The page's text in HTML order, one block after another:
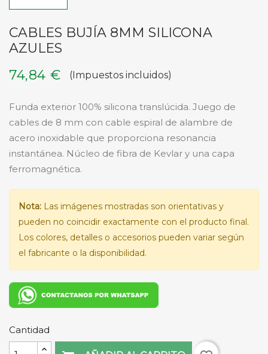
CABLES BUJÍA 8MM SILICONA
AZULES
74,84 €
(Impuestos incluidos)
Funda exterior 100% silicona translúcida. Juego de
cables de 8 mm con cable espiral de alambre de
acero inoxidable que proporciona resonancia
instantánea. Núcleo de fibra de Kevlar y una capa
ferromagnética.
Nota: Las imágenes mostradas son orientativas y
pueden no coincidir exactamente con el producto final.
Los colores, detalles o accesorios pueden variar según
el fabricante o la disponibilidad.
Cantidad